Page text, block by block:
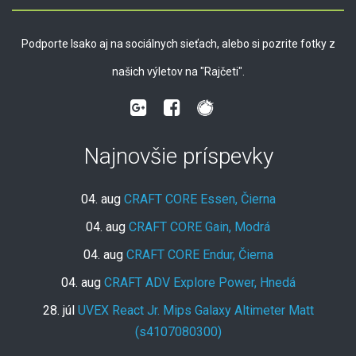
Podporte Isako aj na sociálnych sieťach, alebo si pozrite fotky z
našich výletov na "Rajčeti".
Najnovšie príspevky
04. aug CRAFT CORE Essen, Čierna
04. aug CRAFT CORE Gain, Modrá
04. aug CRAFT CORE Endur, Čierna
04. aug CRAFT ADV Explore Power, Hnedá
28. júl UVEX React Jr. Mips Galaxy Altimeter Matt
(s4107080300)